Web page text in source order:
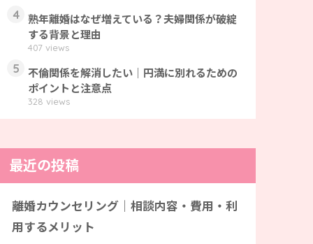
4 熟年離婚はなぜ増えている？夫婦関係が破綻
する背景と理由
407 views
5
不倫関係を解消したい｜円満に別れるための
ポイントと注意点
328 views
最近の投稿
離婚カウンセリング｜相談内容・費用・利
用するメリット